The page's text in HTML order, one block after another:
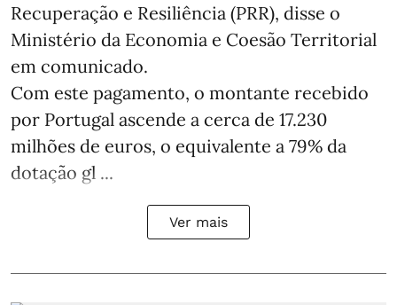
Recuperação e Resiliência (PRR), disse o
Ministério da Economia e Coesão Territorial
em comunicado.
Com este pagamento, o montante recebido
por Portugal ascende a cerca de 17.230
milhões de euros, o equivalente a 79% da
dotação gl ...
Ver mais